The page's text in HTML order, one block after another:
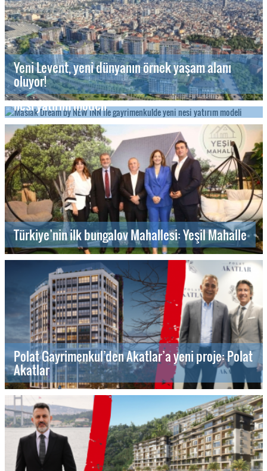
Yeni Levent, yeni dünyanın örnek yaşam alanı
oluyor!
Maslak Dream by NEW INN ile gayrimenkulde yeni
nesi yatırım modeli
Türkiye’nin ilk bungalov Mahallesi: Yeşil Mahalle
Polat Gayrimenkul’den Akatlar’a yeni proje: Polat
Akatlar